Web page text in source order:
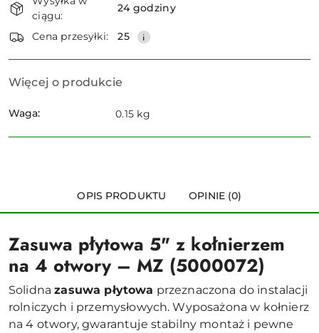
i
dostawa
ciągu:
24 godziny
Cena przesyłki: 25
Więcej o produkcie
Waga: 0.15 kg
OPIS PRODUKTU OPINIE (0)
Zasuwa płytowa 5" z kołnierzem
na 4 otwory – MZ (5000072)
Solidnazasuwa płytowa przeznaczona do instalacji
rolniczych i przemysłowych. Wyposażona w kołnierz
na 4 otwory, gwarantuje stabilny montaż i pewne